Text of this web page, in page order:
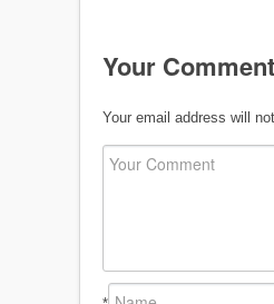
Your Comment
Your email address will